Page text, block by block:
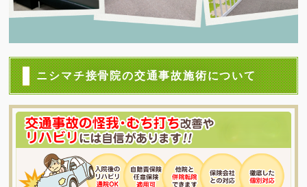
ニシマチ接骨院の交通事故施術について